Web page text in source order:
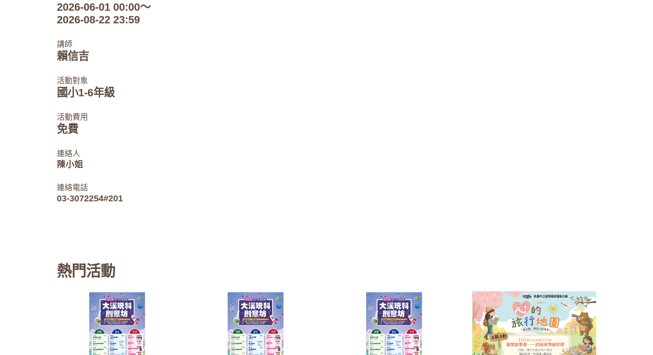
2026-06-01 00:00～
2026-08-22 23:59
講師
賴信吉
活動對象
國小1-6年級
活動費用
免費
連絡人
陳小姐
連絡電話
03-3072254#201
熱門活動